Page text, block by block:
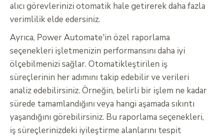
alıcı görevlerinizi otomatik hale getirerek daha fazla
verimlilik elde edersiniz.
Ayrıca, Power Automate'in özel raporlama
seçenekleri işletmenizin performansını daha iyi
ölçebilmenizi sağlar. Otomatikleştirilen iş
süreçlerinin her adımını takip edebilir ve verileri
analiz edebilirsiniz. Örneğin, belirli bir işlem ne kadar
sürede tamamlandığını veya hangi aşamada sıkıntı
yaşandığını görebilirsiniz. Bu raporlama seçenekleri,
iş süreçlerinizdeki iyileştirme alanlarını tespit